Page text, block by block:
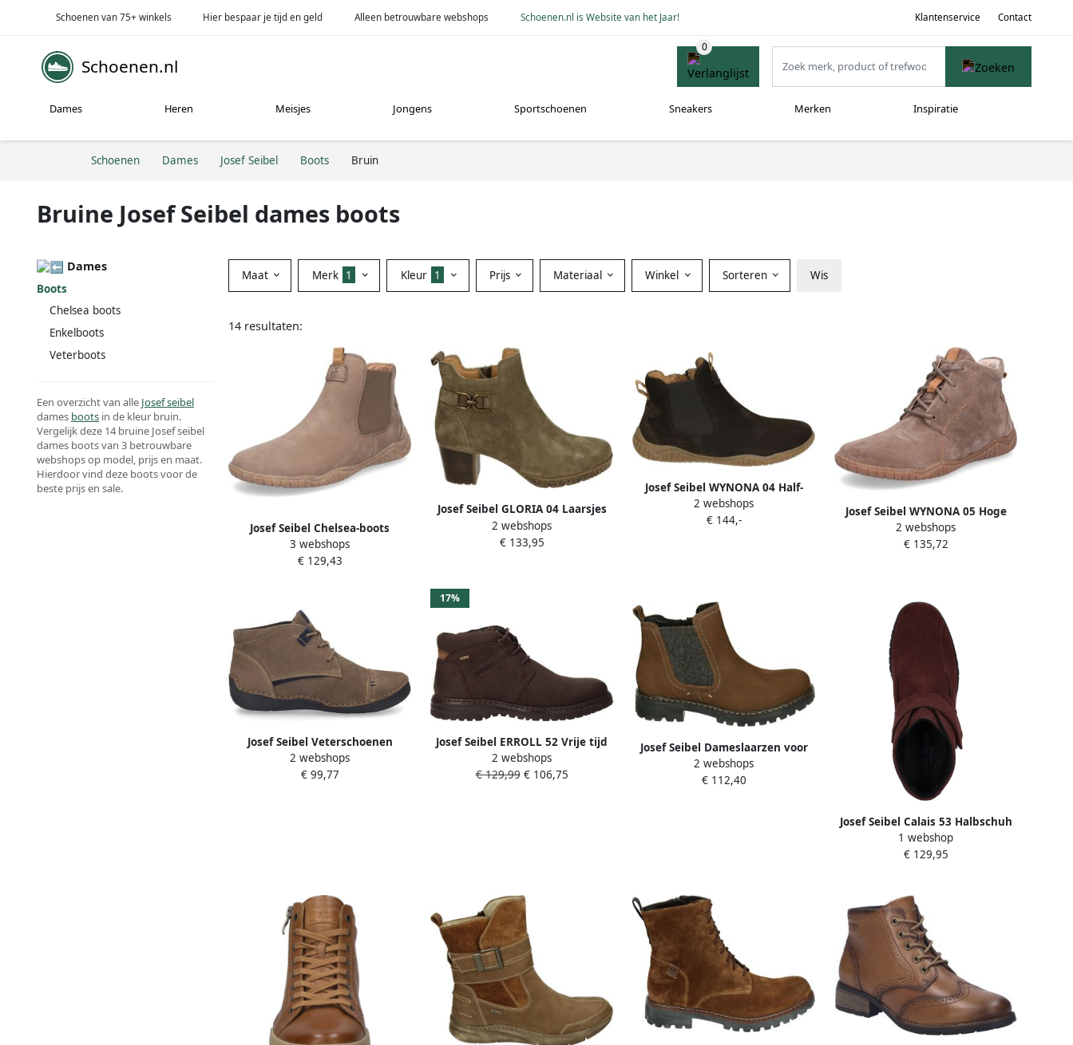
Schoenen van 75+ winkels Hier bespaar je tijd en geld Alleen betrouwbare webshops Schoenen.nl is Website van het Jaar! Klantenservice Contact
Schoenen.nl
Dames Heren Meisjes Jongens Sportschoenen Sneakers Merken Inspiratie
Schoenen Dames Josef Seibel Boots Bruin
Bruine Josef Seibel dames boots
Dames
Boots
Chelsea boots
Enkelboots
Veterboots
Een overzicht van alle Josef seibel
dames boots in de kleur bruin.
Vergelijk deze 14 bruine Josef seibel
dames boots van 3 betrouwbare
webshops op model, prijs en maat.
Hierdoor vind deze boots voor de
beste prijs en sale.
Maat Merk 1 Kleur 1 Prijs Materiaal Winkel Sorteren Wis
14 resultaten:
Josef Seibel Chelsea-boots
Wynona 04 Boots slip-on schoen
comfortschoen met
3 webshops
€ 129,43
Josef Seibel GLORIA 04 Laarsjes
Taupe
2 webshops
€ 133,95
Josef Seibel WYNONA 04 Half-
hoge schoenen Bruin
2 webshops
€ 144,-
Josef Seibel WYNONA 05 Hoge
sneakersVeterbootsDames
veterschoenenDames
Taupe
2 webshops
€ 135,72
Josef Seibel Veterschoenen
Fergey 43 Boots comfortschoen
met verwisselbaar leren voetbed
2 webshops
€ 99,77
17%
Josef Seibel ERROLL 52 Vrije tijd
half-hoog veterschoen sneakers
Bruin
2 webshops
€ 129,99€ 106,75
Josef Seibel Dameslaarzen voor
verschillende
weersomstandigheden
2 webshops
€ 112,40
Josef Seibel Calais 53 Halbschuh
für Damen Rot
1 webshop
€ 129,95